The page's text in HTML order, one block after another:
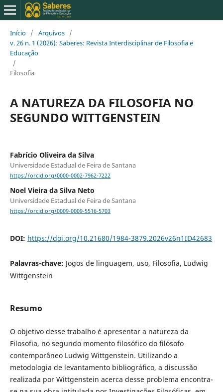
Início / Arquivos /
v. 26 n. 1 (2026): Saberes: Revista Interdisciplinar de Filosofia e
Educação
/
Filosofia
A NATUREZA DA FILOSOFIA NO
SEGUNDO WITTGENSTEIN
Fabrício Oliveira da Silva
Universidade Estadual de Feira de Santana
https://orcid.org/0000-0002-7962-7222
Noel Vieira da Silva Neto
Universidade Estadual de Feira de Santana
https://orcid.org/0009-0009-5516-5703
DOI: https://doi.org/10.21680/1984-3879.2026v26n1ID42683
Palavras-chave: Jogos de linguagem, uso, Filosofia, Ludwig
Wittgenstein
Resumo
O objetivo desse trabalho é apresentar a natureza da
Filosofia, no segundo momento filosófico do filósofo
contemporâneo Ludwig Wittgenstein. Utilizando a
metodologia de levantamento bibliográfico, a discussão
realizada por Wittgenstein acerca desse problema encontra-